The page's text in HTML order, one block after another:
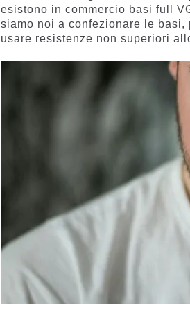
esistono in commercio basi full
siamo noi a confezionare le
usare resistenze non superiori